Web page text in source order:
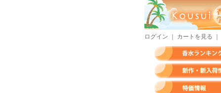
ログイン カートを見る